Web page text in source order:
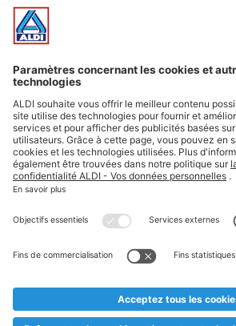
Offres
Infos essentielles
Suivez ALDI Belgique
Textes marqués d'un astérisque et
* Nous vendons ces articles temporairement
au cas où, malgré le planning bien étudié,
prématurément en rupture de stock. Prix
** Sur ce site, l’utilisation de la forme